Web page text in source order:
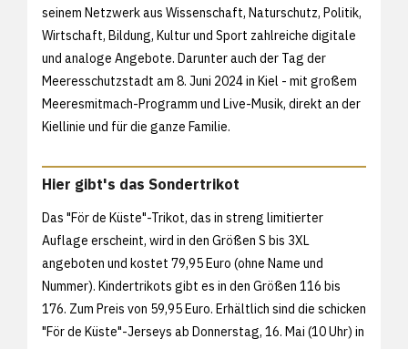
seinem Netzwerk aus Wissenschaft, Naturschutz, Politik,
Wirtschaft, Bildung, Kultur und Sport zahlreiche digitale
und analoge Angebote. Darunter auch der Tag der
Meeresschutzstadt am 8. Juni 2024 in Kiel - mit großem
Meeresmitmach-Programm und Live-Musik, direkt an der
Kiellinie und für die ganze Familie.
Hier gibt's das Sondertrikot
Das "För de Küste"-Trikot, das in streng limitierter
Auflage erscheint, wird in den Größen S bis 3XL
angeboten und kostet 79,95 Euro (ohne Name und
Nummer). Kindertrikots gibt es in den Größen 116 bis
176. Zum Preis von 59,95 Euro. Erhältlich sind die schicken
"För de Küste"-Jerseys ab Donnerstag, 16. Mai (10 Uhr) in